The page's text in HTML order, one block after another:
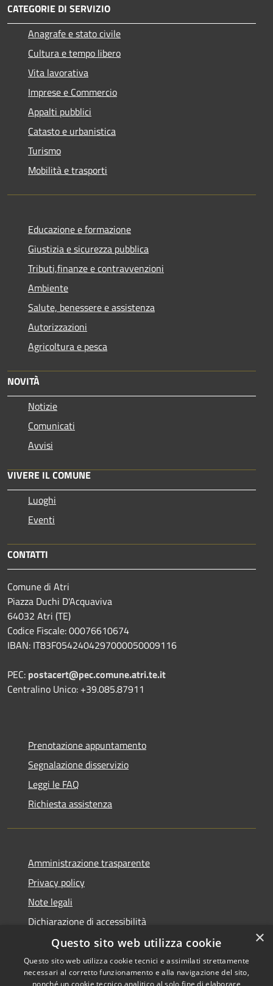
CATEGORIE DI SERVIZIO
Anagrafe e stato civile
Cultura e tempo libero
Vita lavorativa
Imprese e Commercio
Appalti pubblici
Catasto e urbanistica
Turismo
Mobilità e trasporti
Educazione e formazione
Giustizia e sicurezza pubblica
Tributi,finanze e contravvenzioni
Ambiente
Salute, benessere e assistenza
Autorizzazioni
Agricoltura e pesca
NOVITÀ
Notizie
Comunicati
Avvisi
VIVERE IL COMUNE
Luoghi
Eventi
CONTATTI
Comune di Atri
Piazza Duchi D'Acquaviva
64032 Atri (TE)
Codice Fiscale: 00076610674
IBAN: IT83F0542404297000050009116
PEC: postacert@pec.comune.atri.te.it
Centralino Unico: +39.085.87911
Prenotazione appuntamento
Segnalazione disservizio
Leggi le FAQ
Richiesta assistenza
Amministrazione trasparente
Privacy policy
Note legali
Dichiarazione di accessibilità
Copyright © 2026 • Comune di
×
Questo sito web utilizza cookie
Questo sito web utilizza cookie tecnici e assimilati strettamente
necessari al corretto funzionamento e alla navigazione del sito,
nonché un cookie tecnico analitico al solo fine di elaborare